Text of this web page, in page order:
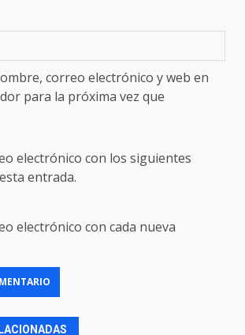
correo electrónico y web en
para la próxima vez que
electrónico con los siguientes
entrada.
electrónico con cada nueva